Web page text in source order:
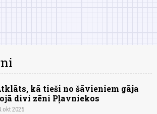
kā tieši no šāvieniem gāja
divi zēni Pļavniekos
2025